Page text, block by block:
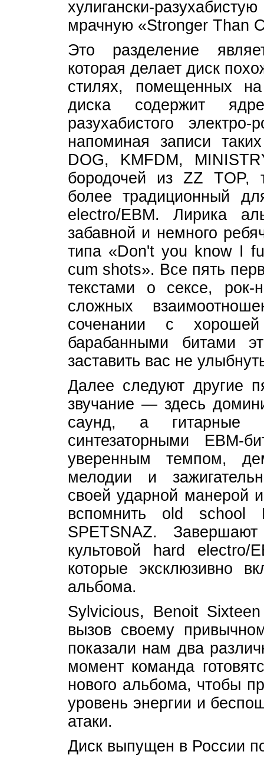
хулигански-
мрачную «Stronger Than
Это разделение
которая делает диск
стилях, помещенных
диска содержит
разухабистого
напоминая записи
DOG, KMFDM,
бородочей из ZZ TOP,
более традиционный
electro/EBM. Лирика
забавной и немного
типа «Don't you know I
cum shots». Все пять
текстами о сексе, рок-
сложных
соченании с
барабанными битами
заставить вас не
Далее следуют другие
звучание — здесь
саунд, а гитарные
синтезаторными ЕВМ-
уверенным темпом,
мелодии и
своей ударной манерой
вспомнить old
SPETSNAZ.
культовой hard electro/
которые эксклюзивно
альбома.
Sylvicious, Benoit
вызов своему
показали нам два
момент команда
нового альбома, чтобы
уровень энергии и
атаки.
Диск выпущен в России